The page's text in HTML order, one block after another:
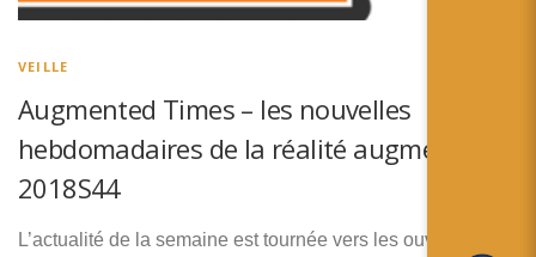
Español
VEILLE
Augmented Times – les nouvelles
hebdomadaires de la réalité augmentée –
2018S44
L’actualité de la semaine est tournée vers les ouvertures